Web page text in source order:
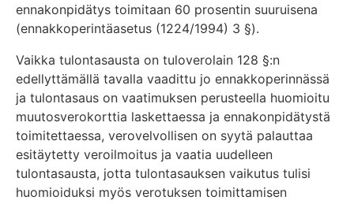
ennakonpidätys toimitaan 60 prosentin suuruisena
(ennakkoperintäasetus (1224/1994) 3 §).
Vaikka tulontasausta on tuloverolain 128 §:n
edellyttämällä tavalla vaadittu jo ennakkoperinnässä
ja tulontasaus on vaatimuksen perusteella huomioitu
muutosverokorttia laskettaessa ja ennakonpidätystä
toimitettaessa, verovelvollisen on syytä palauttaa
esitäytetty veroilmoitus ja vaatia uudelleen
tulontasausta, jotta tulontasauksen vaikutus tulisi
huomioiduksi myös verotuksen toimittamisen